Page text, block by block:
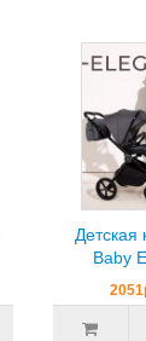
Детская
Baby